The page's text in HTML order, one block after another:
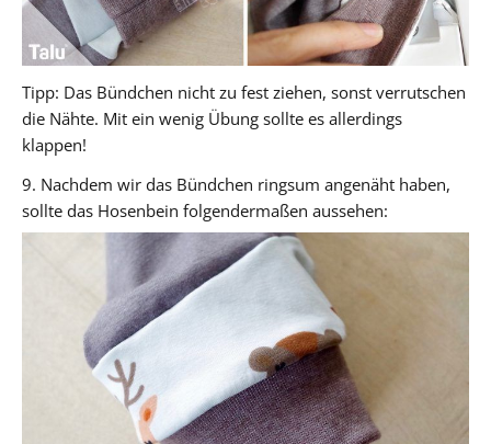
Tipp: Das Bündchen nicht zu fest ziehen, sonst verrutschen
die Nähte. Mit ein wenig Übung sollte es allerdings
klappen!
9. Nachdem wir das Bündchen ringsum angenäht haben,
sollte das Hosenbein folgendermaßen aussehen: